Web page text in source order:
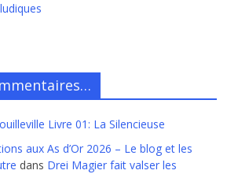
Livre 01: La Silencieuse
aux As d’Or 2026 – Le blog et les
dans Drei Magier fait valser les